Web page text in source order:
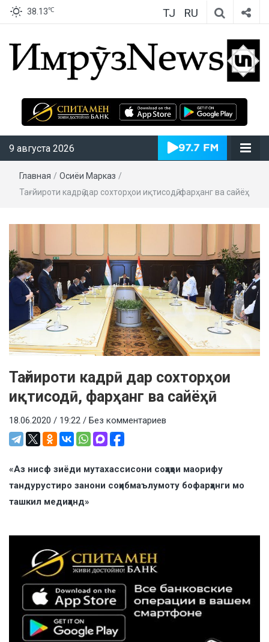
38.13℃ TJ RU
ИмрӯзNews
9 августа 2026
Главная / Осиёи Марказӣ /
Тағйироти кадрӣ дар сохторҳои иқтисодӣ, фарҳанг ва сайёҳӣ
Тағйироти кадрӣ дар сохторҳои
иқтисодӣ, фарҳанг ва сайёҳӣ
18.06.2020 / 19:22 / Без комментариев
«Аз нисф зиёди мутахассисони соҳаҳои маорифу
тандурустиро занони соҳибмаълумоту бофарҳанги мо
ташкил медиҳанд»